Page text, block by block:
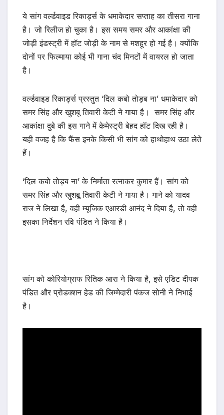
ये सांग वर्ल्डवाइड रिकार्ड्स के धमाकेदार सप्ताह का तीसरा गाना
है। जो रिलीज हो चुका है। इस समय समर और आकांक्षा की
जोड़ी इंडस्ट्री में हॉट जोड़ी के नाम से मशहूर हो गई है। क्योंकि
दोनों पर फिल्माया कोई भी गाना चंद मिनटों में वायरल हो जाता
है।
वर्ल्डवाइड रिकार्ड्स प्रस्तुत ‘दिल कबो तोड़ब ना’ धमाकेदार को
समर सिंह और खुशबू तिवारी केटी ने गाया है। समर सिंह और
आकांक्षा दुबे की इस गाने में केमेस्ट्री बेहद हॉट दिख रही है।
यही वजह है कि फैंस इनके किसी भी सांग को हाथोहाथ उठा लेते
हैं।
‘दिल कबो तोड़ब ना’ के निर्माता रत्नाकर कुमार हैं। सांग को
समर सिंह और खुशबू तिवारी केटी ने गाया है। गाने को यादव
राज ने लिखा है, वही म्यूजिक एआरडी आनंद ने दिया है, तो वही
इसका निर्देशन रवि पंडित ने किया है।
सांग को कोरियोग्राफ रितिक आरा ने किया है, इसे एडिट दीपक
पंडित और प्रोडक्शन हेड की जिम्मेदारी पंकज सोनी ने निभाई
है।